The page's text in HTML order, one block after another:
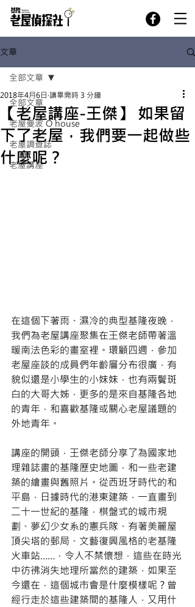
文章
全部文章
老屋曼波 O house
老屋調查誌
老屋講座
全部文章
【老屋講座-王傑】 如果留
下了老屋，我們要一起做些
什麼呢？
2018年4月6日 讀畢需時 3 分鐘
在這個下著雨、濕冷的典型基隆夜晚，
我們為老屋講座聚集在王傑老師帶著溫
暖南法色彩的畫室裡。環顧四週，參加
老屋座談的成員們年齡層分布很廣，有
貌似還是小學生的小妹妹，也有兩鬢斑
白的大哥大姊，更多的是來自基隆各地
的青年，和喜歡基隆或關心老屋議題的
外地青年。
講座的開頭，王傑老師分享了為國家地
理雜誌畫的基隆歷史地圖，和一些老建
築的繪畫與舊照片。從西班牙時代的和
平島，日據時代的港東建築，一直畫到
二十一世紀的基隆，棋盤式的城市規
劃、夢幻少女系的憲兵隊、有著美麗屋
頂尖塔的郵局、文藝復興風格的老基隆
火車站……，令人不禁懷想，這些在時光
中彷彿消失地理所當然的建築，如果至
今還在，這個城市會是什麼模樣呢？曾
經行走於這些建築間的基隆人，又用什